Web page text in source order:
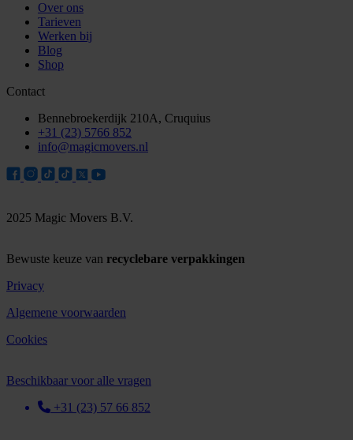
Over ons
Tarieven
Werken bij
Blog
Shop
Contact
Bennebroekerdijk 210A, Cruquius
+31 (23) 5766 852
info@magicmovers.nl
2025 Magic Movers B.V.
Bewuste keuze van recyclebare verpakkingen
Privacy
Algemene voorwaarden
Cookies
Beschikbaar voor alle vragen
+31 (23) 57 66 852